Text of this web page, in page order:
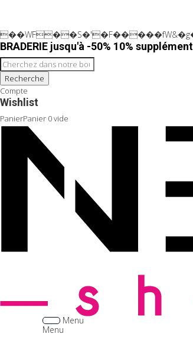
BRADERIE jusqu'à -50% 10%
Recherche
Compte
Wishlist
PanierPanier 0vide
Menu
Menu